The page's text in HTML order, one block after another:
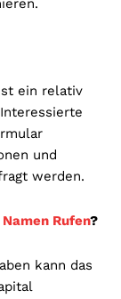
ein relativ
und
werden.
Rufen?
kann das